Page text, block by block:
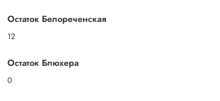
Остаток Белореченская
12
Остаток Блюхера
0